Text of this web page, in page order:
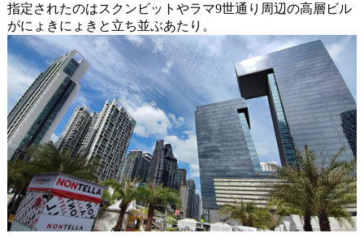
指定されたのはスクンビットやラマ9世通り周辺の高層ビル
がにょきにょきと立ち並ぶあたり。